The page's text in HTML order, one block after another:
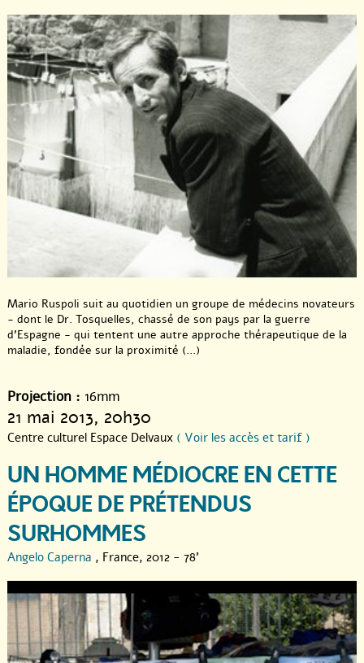
Mario Ruspoli suit au quotidien un groupe de médecins novateurs
- dont le Dr. Tosquelles, chassé de son pays par la guerre
d’Espagne - qui tentent une autre approche thérapeutique de la
maladie, fondée sur la proximité (...)
Projection : 16mm
21 mai 2013, 20h30
Centre culturel Espace Delvaux ( Voir les accès et tarif )
UN HOMME MÉDIOCRE EN CETTE
ÉPOQUE DE PRÉTENDUS
SURHOMMES
Angelo Caperna , France, 2012 - 78'